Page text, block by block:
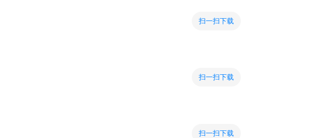
扫一扫下载
扫一扫下载
扫一扫下载